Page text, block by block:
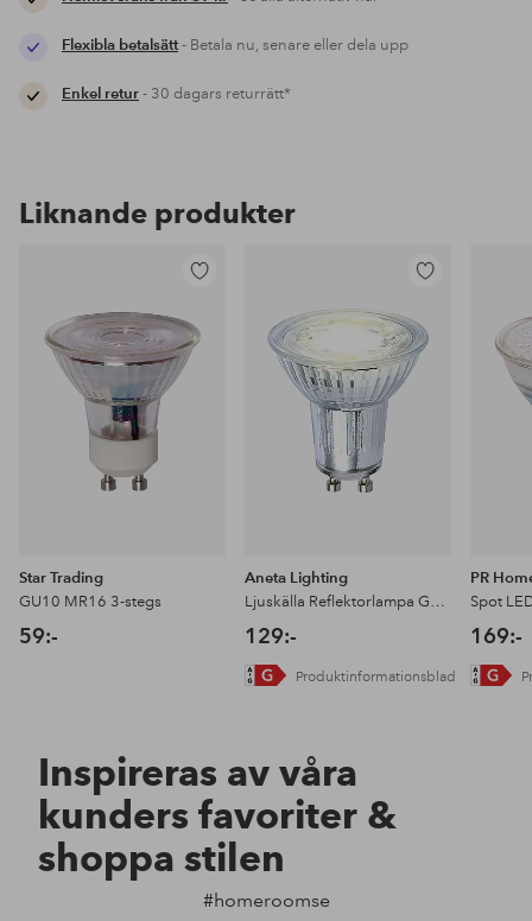
Flexibla betalsätt- Betala nu, senare eller dela upp
Enkel retur- 30 dagars returrätt*
Liknande produkter
i
favoriter
Star Trading
GU10 MR16 3-stegs
59:-
i
favoriter
Aneta Lighting
Ljuskälla Reflektorlampa GU10 LED
129:-
Produktinformationsblad
PR
169:-
Inspireras av våra
kunders favoriter &
shoppa stilen
#homeroomse